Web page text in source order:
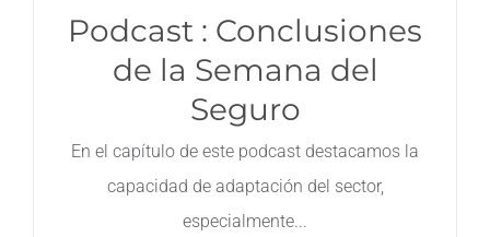
Podcast : Conclusiones
de la Semana del
Seguro
En el capítulo de este podcast destacamos la
capacidad de adaptación del sector,
especialmente